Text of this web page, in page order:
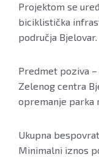
Projektom se
biciklistička
područja Bjelovar.
Predmet poziva
Zelenog centra
opremanje parka
Ukupna
Minimalni iznos